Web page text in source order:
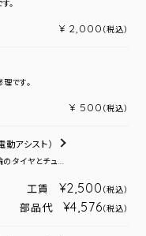
。
¥ 2,000 （税込）
です。
¥ 500 （税込）
動アシスト）
タイヤとチュ...
工賃 ¥2,500 （税込）
部品代 ¥4,576（税込）